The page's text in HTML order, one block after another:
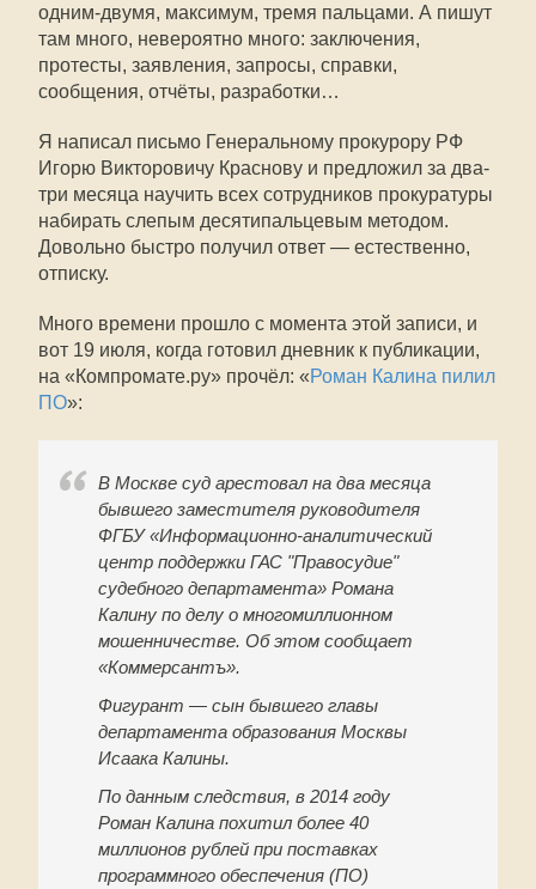
одним-двумя, максимум, тремя пальцами. А пишут
там много, невероятно много: заключения,
протесты, заявления, запросы, справки,
сообщения, отчёты, разработки…
Я написал письмо Генеральному прокурору РФ
Игорю Викторовичу Краснову и предложил за два-
три месяца научить всех сотрудников прокуратуры
набирать слепым десятипальцевым методом.
Довольно быстро получил ответ — естественно,
отписку.
Много времени прошло с момента этой записи, и
вот 19 июля, когда готовил дневник к публикации,
на «Компромате.ру» прочёл: «Роман Калина пилил
ПО»:
В Москве суд арестовал на два месяца
бывшего заместителя руководителя
ФГБУ «Информационно-аналитический
центр поддержки ГАС "Правосудие"
судебного департамента» Романа
Калину по делу о многомиллионном
мошенничестве. Об этом сообщает
«Коммерсантъ».
Фигурант — сын бывшего главы
департамента образования Москвы
Исаака Калины.
По данным следствия, в 2014 году
Роман Калина похитил более 40
миллионов рублей при поставках
программного обеспечения (ПО)